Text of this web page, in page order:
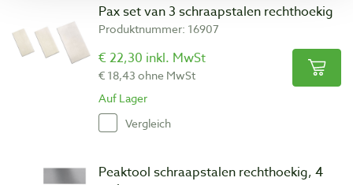
Pax set van 3 schraapstalen rechthoekig
Produktnummer: 16907
€ 22,30 inkl. MwSt
€ 18,43 ohne MwSt
Auf Lager
Vergleich
Peaktool schraapstalen rechthoekig, 4